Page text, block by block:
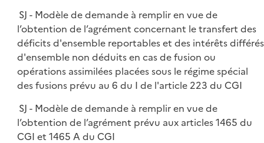
SJ - Modèle de demande à remplir en vue de
l’obtention de l’agrément concernant le transfert des
déficits d'ensemble reportables et des intérêts différés
d'ensemble non déduits en cas de fusion ou
opérations assimilées placées sous le régime spécial
des fusions prévu au 6 du I de l'article 223 du CGI
SJ - Modèle de demande à remplir en vue de
l’obtention de l’agrément prévu aux articles 1465 du
CGI et 1465 A du CGI